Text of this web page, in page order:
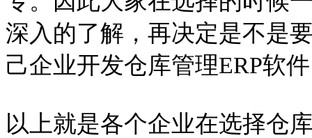
深入的了解，再决定是不是
己企业开发仓库管理ERP软
以上就是各个企业在选择仓